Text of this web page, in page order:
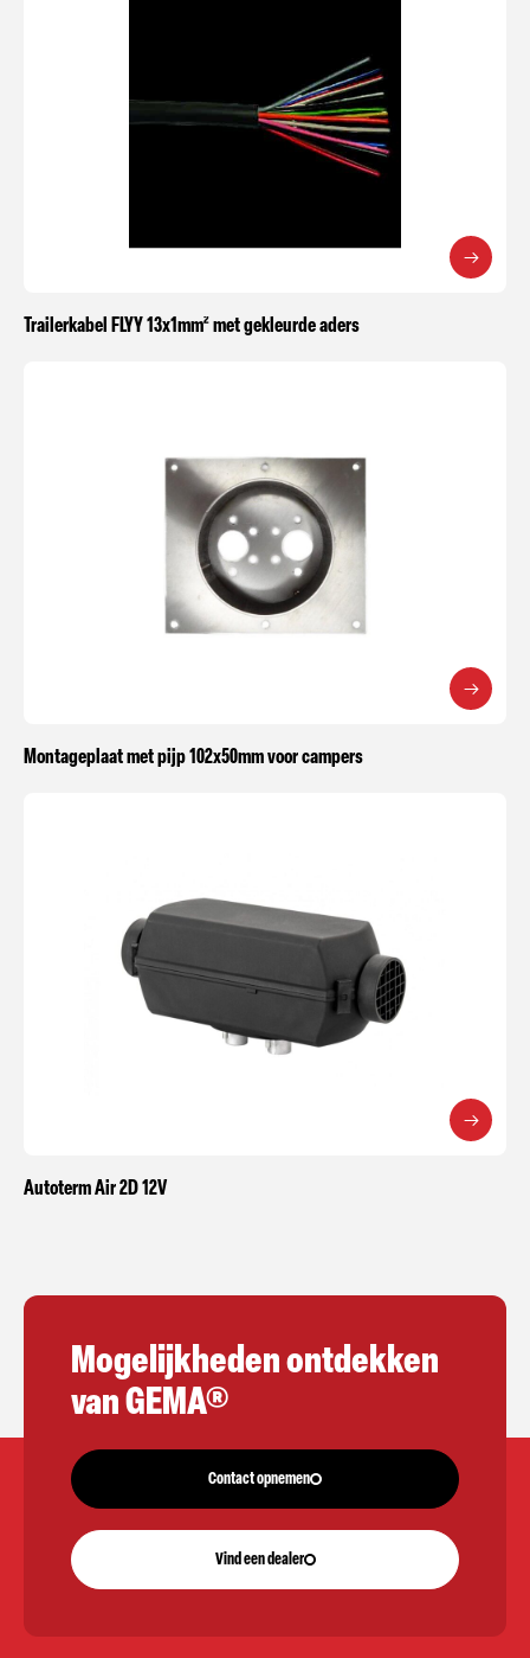
Trailerkabel FLYY 13x1mm² met gekleurde aders
Montageplaat met pijp 102x50mm voor campers
Autoterm Air 2D 12V
Mogelijkheden ontdekken
van GEMA®
Contact opnemen
Vind een dealer